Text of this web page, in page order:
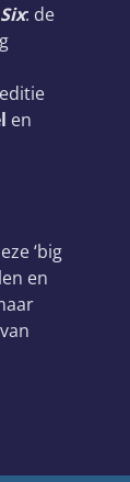
: de
en
‘big
en